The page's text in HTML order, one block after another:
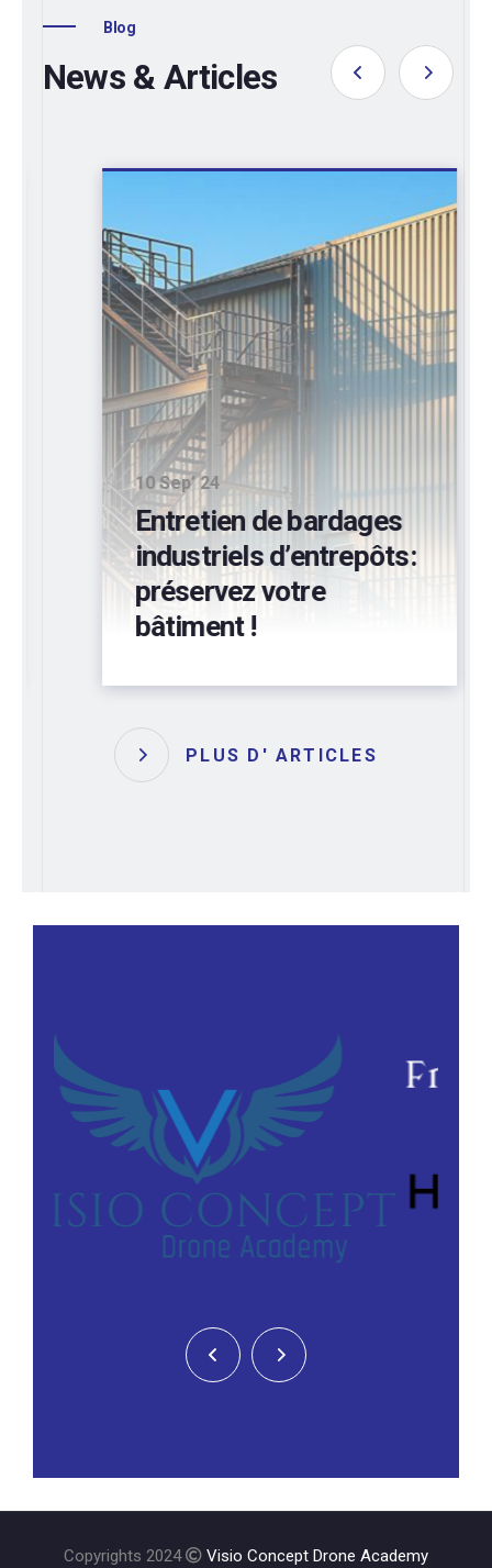
Blog
News & Articles
10 Sep’ 24
Entretien de bardages
industriels d’entrepôts:
préservez votre
bâtiment !
PLUS D' ARTICLES
Copyrights 2024 Visio Concept Drone Academy